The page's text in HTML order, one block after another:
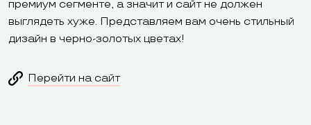
премиум сегменте, а значит и сайт не должен
выглядеть хуже. Представляем вам очень стильный
дизайн в черно-золотых цветах!
Перейти на сайт